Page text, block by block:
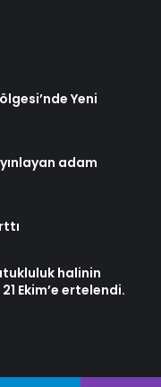
Yeni
adam
halinin
Ekim’e ertelendi.